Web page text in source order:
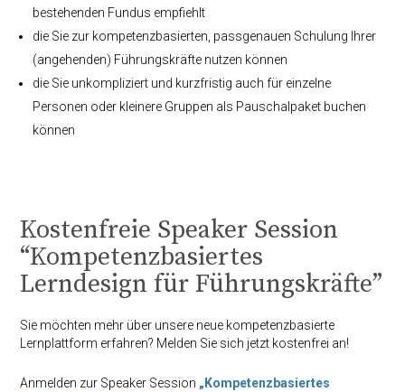
bestehenden Fundus empfiehlt
die Sie zur kompetenzbasierten, passgenauen Schulung Ihrer
(angehenden) Führungskräfte nutzen können
die Sie unkompliziert und kurzfristig auch für einzelne
Personen oder kleinere Gruppen als Pauschalpaket buchen
können
Kostenfreie Speaker Session
“Kompetenzbasiertes
Lerndesign für Führungskräfte”
Sie möchten mehr über unsere neue kompetenzbasierte
Lernplattform erfahren? Melden Sie sich jetzt kostenfrei an!
Anmelden zur Speaker Session „Kompetenzbasiertes